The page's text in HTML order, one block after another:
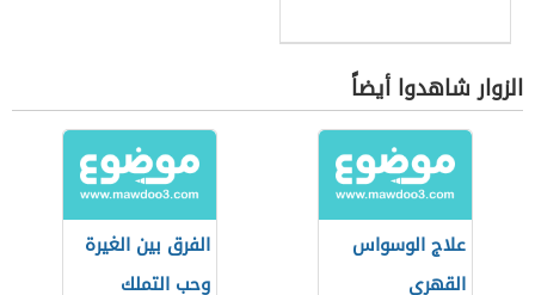
الزوار شاهدوا أيضاً
علاج الوسواس
القهري
الفرق بين الغيرة
وحب التملك